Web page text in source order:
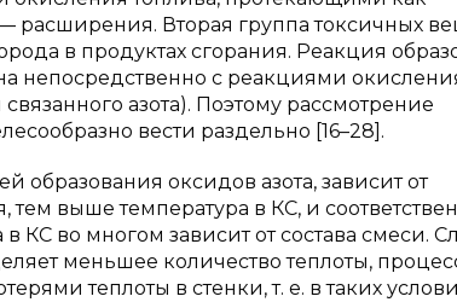
Вторая группа токсичных
в продуктах сгорания. Реакция
непосредственно с реакциями
азота). Поэтому рассмотрение
вести раздельно [16–28].
образования оксидов азота, зависит от
выше температура в КС, и
КС во многом зависит от состава смеси.
меньшее количество теплоты,
теплоты в стенки, т. е. в таких